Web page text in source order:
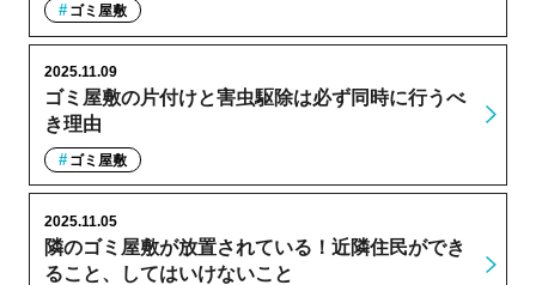
ゴミ屋敷
ゴミ屋敷の片付けと害虫駆除は必ず同時に行うべ
き理由
2025.11.09
ゴミ屋敷
隣のゴミ屋敷が放置されている！近隣住民ができ
ること、してはいけないこと
2025.11.05